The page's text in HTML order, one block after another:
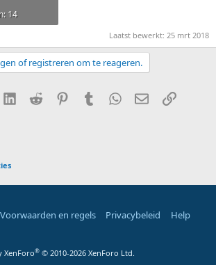
14
Laatst bewerkt: 25 mrt 2018
of registreren om te reageren.
LinkedIn
Reddit PinterestTumblr WhatsApp
E-mailLink
Voorwaarden en regels Privacybeleid
Help
XenForo® © 2010-2026 XenForo Ltd.